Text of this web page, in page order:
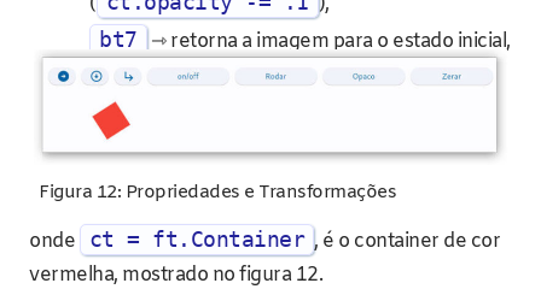
bt7 ⇾ retorna a imagem para o estado inicial,
Figura 12: Propriedades e Transformações
onde ct = ft.Container , é o container de cor
vermelha, mostrado no figura 12.